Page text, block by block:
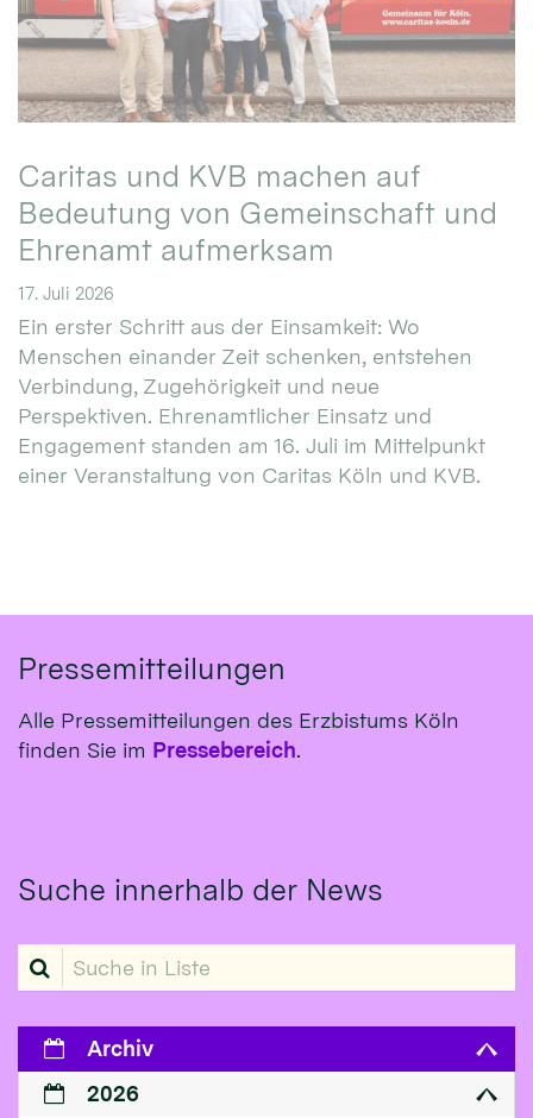
Caritas und KVB machen auf
Bedeutung von Gemeinschaft und
Ehrenamt aufmerksam
17. Juli 2026
Ein erster Schritt aus der Einsamkeit: Wo
Menschen einander Zeit schenken, entstehen
Verbindung, Zugehörigkeit und neue
Perspektiven. Ehrenamtlicher Einsatz und
Engagement standen am 16. Juli im Mittelpunkt
einer Veranstaltung von Caritas Köln und KVB.
Pressemitteilungen
Alle Pressemitteilungen des Erzbistums Köln
finden Sie im Pressebereich.
Suche innerhalb der News
Suche in Liste
Archiv
2026